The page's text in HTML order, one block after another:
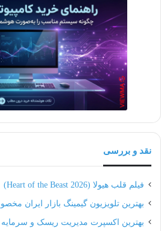
نقد و بررسی
فیلم قلب هیولا (Heart of the Beast 2026)
بهترین تلویزیون گیمینگ بازار ایران
بهترین اکسپرت مدیریت ریسک و سرمایه